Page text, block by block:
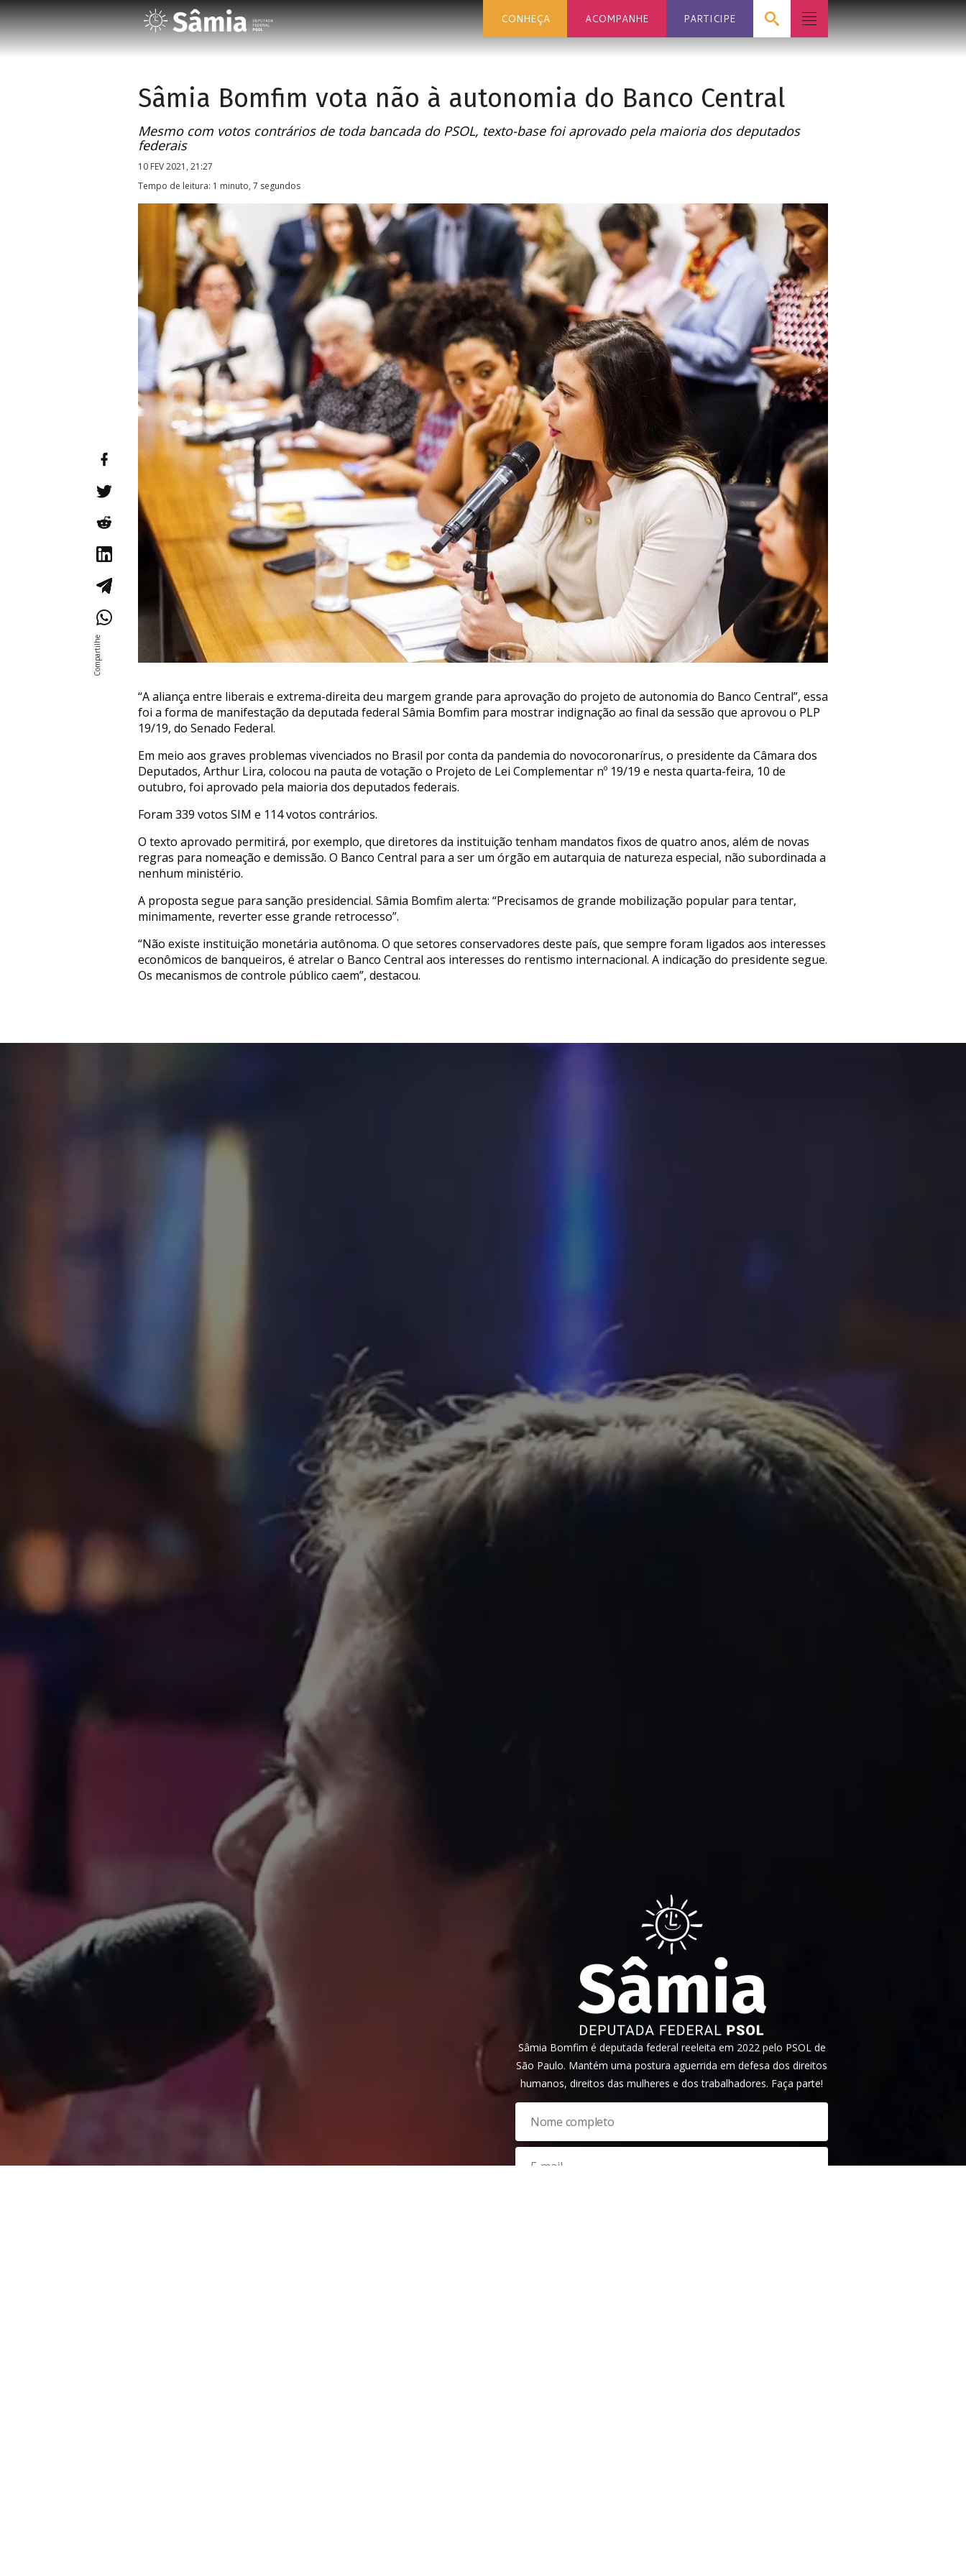
CONHEÇA ACOMPANHE PARTICIPE
Sâmia Bomfim vota não à autonomia do Banco Central
Mesmo com votos contrários de toda bancada do PSOL, texto-base foi aprovado pela maioria dos deputados
federais
10 FEV 2021, 21:27
Tempo de leitura: 1 minuto, 7 segundos
“A aliança entre liberais e extrema-direita deu margem grande para aprovação do projeto de autonomia do Banco Central”, essa
foi a forma de manifestação da deputada federal Sâmia Bomfim para mostrar indignação ao final da sessão que aprovou o PLP
19/19, do Senado Federal.
Em meio aos graves problemas vivenciados no Brasil por conta da pandemia do novocoronarírus, o presidente da Câmara dos
Deputados, Arthur Lira, colocou na pauta de votação o Projeto de Lei Complementar nº 19/19 e nesta quarta-feira, 10 de
outubro, foi aprovado pela maioria dos deputados federais.
Foram 339 votos SIM e 114 votos contrários.
O texto aprovado permitirá, por exemplo, que diretores da instituição tenham mandatos fixos de quatro anos, além de novas
regras para nomeação e demissão. O Banco Central para a ser um órgão em autarquia de natureza especial, não subordinada a
nenhum ministério.
A proposta segue para sanção presidencial. Sâmia Bomfim alerta: “Precisamos de grande mobilização popular para tentar,
minimamente, reverter esse grande retrocesso”.
“Não existe instituição monetária autônoma. O que setores conservadores deste país, que sempre foram ligados aos interesses
econômicos de banqueiros, é atrelar o Banco Central aos interesses do rentismo internacional. A indicação do presidente segue.
Os mecanismos de controle público caem”, destacou.
Sâmia Bomfim é deputada federal reeleita em 2022 pelo PSOL de
São Paulo. Mantém uma postura aguerrida em defesa dos direitos
humanos, direitos das mulheres e dos trabalhadores. Faça parte!